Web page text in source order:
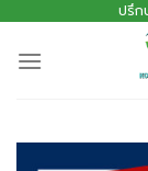
ปรึก